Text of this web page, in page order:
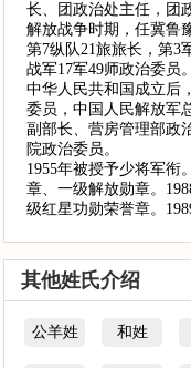
长、团政治处主任，团
解放战争时期，任冀鲁
第7纵队21旅旅长，第3
战军17军49师政治委员。
中华人民共和国成立后
委员，中国人民解放军
副部长、营房管理部政
院政治委员。
1955年被授予少将军衔
章、一级解放勋章。
级红星功勋荣誉章。
其他姓氏介绍
公羊姓 和姓